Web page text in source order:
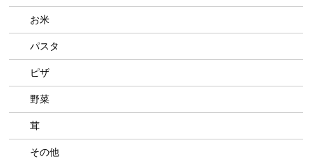
お米
パスタ
ピザ
野菜
茸
その他